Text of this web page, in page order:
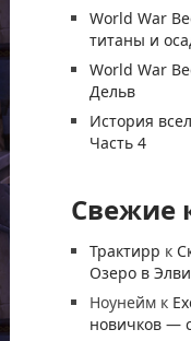
World War
титаны и
World War
Дельв
История
Часть 4
Свежие
Трактирр к
Озеро в
Ноунейм к
новичков —